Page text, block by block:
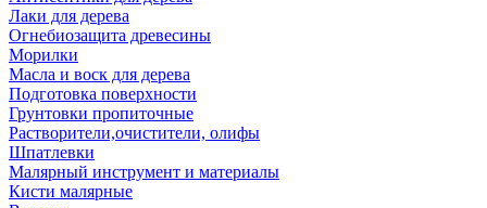
Лаки для дерева
Огнебиозащита древесины
Морилки
Масла и воск для дерева
Подготовка поверхности
Грунтовки пропиточные
Растворители,очистители, олифы
Шпатлевки
Малярный инструмент и материалы
Кисти малярные